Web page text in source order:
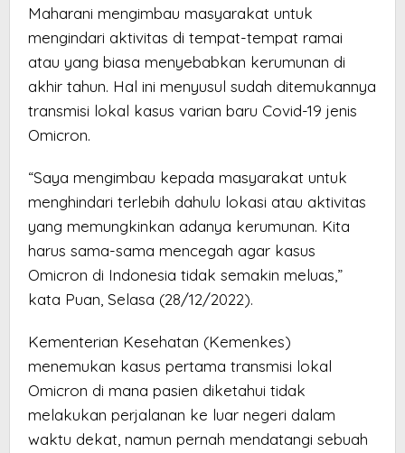
Maharani mengimbau masyarakat untuk
mengindari aktivitas di tempat-tempat ramai
atau yang biasa menyebabkan kerumunan di
akhir tahun. Hal ini menyusul sudah ditemukannya
transmisi lokal kasus varian baru Covid-19 jenis
Omicron.
“Saya mengimbau kepada masyarakat untuk
menghindari terlebih dahulu lokasi atau aktivitas
yang memungkinkan adanya kerumunan. Kita
harus sama-sama mencegah agar kasus
Omicron di Indonesia tidak semakin meluas,”
kata Puan, Selasa (28/12/2022).
Kementerian Kesehatan (Kemenkes)
menemukan kasus pertama transmisi lokal
Omicron di mana pasien diketahui tidak
melakukan perjalanan ke luar negeri dalam
waktu dekat, namun pernah mendatangi sebuah